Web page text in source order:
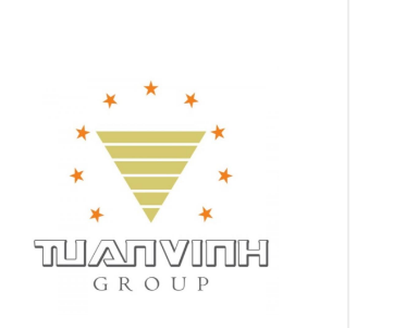
Bàn chải đánh răng khách
sạn
Giá liên hệ
Kem đánh răng Khách sạn